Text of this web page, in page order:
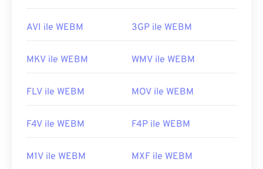
AVI ile WEBM 3GP ile WEBM
MKV ile WEBM WMV ile WEBM
FLV ile WEBM MOV ile WEBM
F4V ile WEBM F4P ile WEBM
M1V ile WEBM MXF ile WEBM